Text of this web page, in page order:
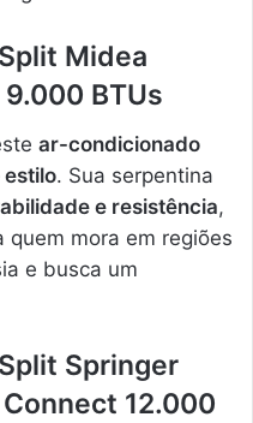
Midea
BTUs
ar-condicionado
estilo. Sua serpentina
e resistência,
mora em regiões
e busca um
Springer
12.000